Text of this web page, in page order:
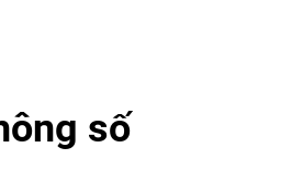
số